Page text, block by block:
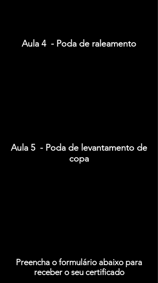
Aula 4 - Poda de raleamento
Aula 5 - Poda de levantamento de
copa
Preencha o formulário abaixo para
receber o seu certificado